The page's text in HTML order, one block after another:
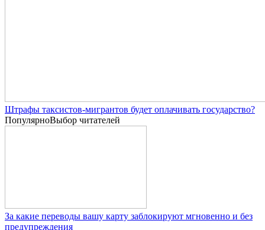
Штрафы таксистов-мигрантов будет оплачивать государство?
ПопулярноВыбор читателей
За какие переводы вашу карту заблокируют мгновенно и без
предупреждения